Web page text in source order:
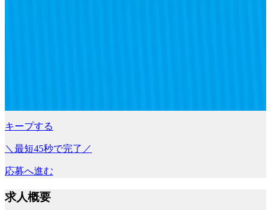
キープする
＼最短45秒で完了／
応募へ進む
求人概要